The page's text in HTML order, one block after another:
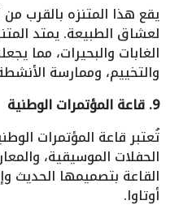
يقع هذا المتنزه بالقرب
لعشاق الطبيعة. يمتد
الغابات والبحيرات، مما
والتخييم، وممارسة
9. قاعة المؤتمرات الوطنية
تُعتبر قاعة المؤتمرات
الحفلات الموسيقية،
القاعة بتصميمها الحديث
أوتاوا.